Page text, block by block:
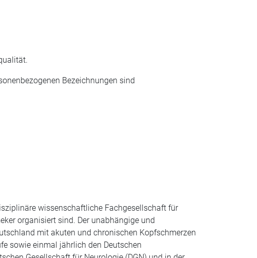
Bezeichnungen sind
wissenschaftliche Fachgesellschaft für
organisiert sind. Der unabhängige und
mit akuten und chronischen Kopfschmerzen
sowie einmal jährlich den Deutschen